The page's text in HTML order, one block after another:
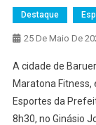
Destaque
25 De Maio De
A cidade de
Maratona
Esportes da
8h30, no Ginásio